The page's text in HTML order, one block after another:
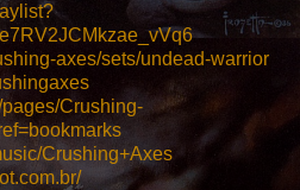
axes/sets/undead-warrior
Crushing-
Crushing+Axes